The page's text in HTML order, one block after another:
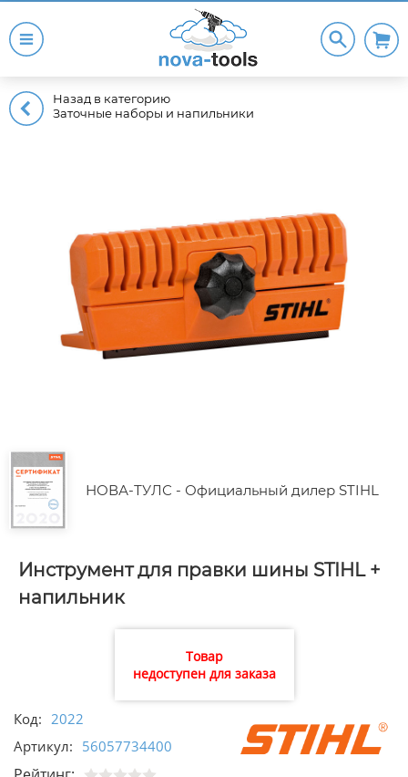
Назад в категорию
Заточные наборы и напильники
НОВА-ТУЛС - Официальный дилер STIHL
Инструмент для правки шины STIHL +
напильник
Товар
недоступен для заказа
Код: 2022
Артикул: 56057734400